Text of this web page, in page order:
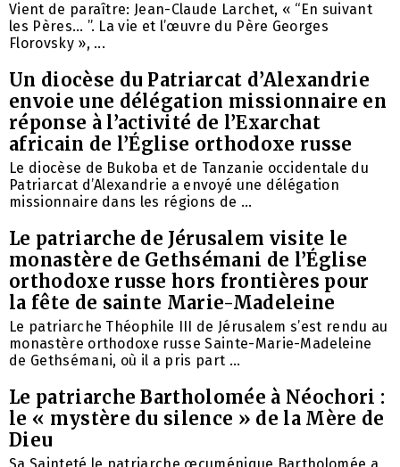
Vient de paraître: Jean-Claude Larchet, « “En suivant
les Pères… ”. La vie et l’œuvre du Père Georges
Florovsky », ...
Un diocèse du Patriarcat d’Alexandrie
envoie une délégation missionnaire en
réponse à l’activité de l’Exarchat
africain de l’Église orthodoxe russe
Le diocèse de Bukoba et de Tanzanie occidentale du
Patriarcat d’Alexandrie a envoyé une délégation
missionnaire dans les régions de ...
Le patriarche de Jérusalem visite le
monastère de Gethsémani de l’Église
orthodoxe russe hors frontières pour
la fête de sainte Marie-Madeleine
Le patriarche Théophile III de Jérusalem s’est rendu au
monastère orthodoxe russe Sainte-Marie-Madeleine
de Gethsémani, où il a pris part ...
Le patriarche Bartholomée à Néochori :
le « mystère du silence » de la Mère de
Dieu